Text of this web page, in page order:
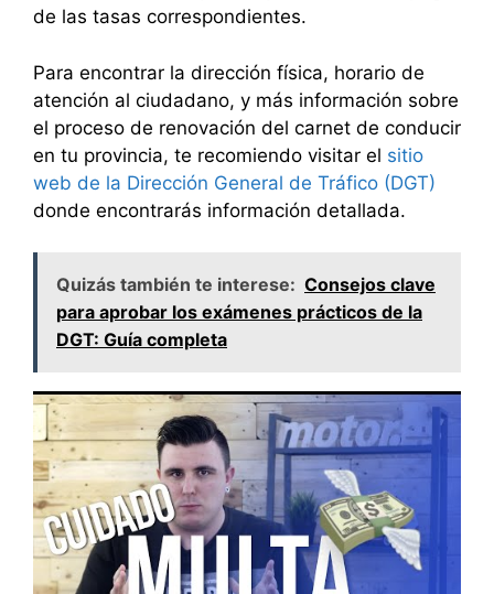
de las tasas correspondientes.
Para encontrar la dirección física, horario de
atención al ciudadano, y más información sobre
el proceso de renovación del carnet de conducir
en tu provincia, te recomiendo visitar el sitio
web de la Dirección General de Tráfico (DGT)
donde encontrarás información detallada.
Quizás también te interese: Consejos clave
para aprobar los exámenes prácticos de la
DGT: Guía completa